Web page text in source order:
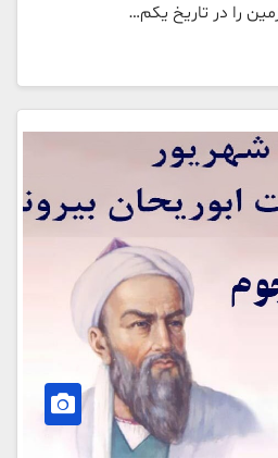
را در تاریخ یکم…